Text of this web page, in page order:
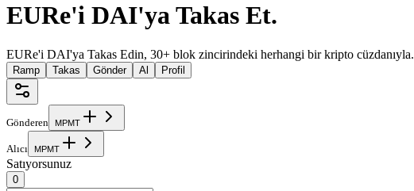
EURe'i DAI'ya Takas Et.
EURe'i DAI'ya Takas Edin, 30+ blok zincirindeki herhangi bir kripto cüzdanıyla.
Ramp Takas Gönder Al Profil
Gönderen MPMT
Alıcı MPMT
Satıyorsunuz
0